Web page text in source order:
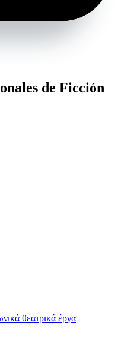
de Ficción
θεατρικά έργα